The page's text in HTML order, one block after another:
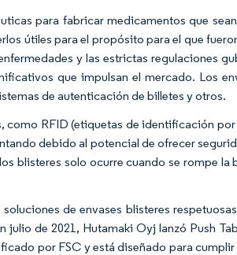
para fabricar medicamentos que
útiles para el propósito para el que
y las estrictas regulaciones
que impulsan el mercado. Los
de autenticación de billetes y otros.
como RFID (etiquetas de identificación
debido al potencial de ofrecer
blisteres solo ocurre cuando se rompe
de envases blisteres
julio de 2021, Hutamaki Oyj lanzó Push
por FSC y está diseñado para